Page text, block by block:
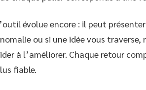
évolue encore : il peut
ou si une idée vous
à l’améliorer. Chaque retour
fiable.